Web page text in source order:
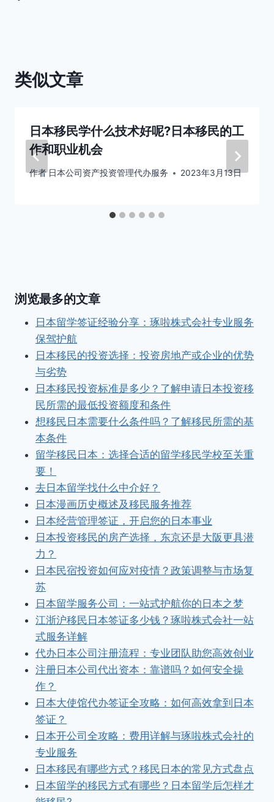
航
类似文章
日本移民学什么技术好呢?日本移民的工
作和职业机会
作者 日本公司资产投资管理代办服务 2023年3月13日
浏览最多的文章
日本留学签证经验分享：琢啦株式会社专业服务
保驾护航
日本移民的投资选择：投资房地产或企业的优势
与劣势
日本移民投资标准是多少？了解申请日本投资移
民所需的最低投资额度和条件
想移民日本需要什么条件吗？了解移民所需的基
本条件
留学移民日本：选择合适的留学移民学校至关重
要！
去日本留学找什么中介好？
日本漫画历史概述及移民服务推荐
日本经营管理签证，开启您的日本事业
日本投资移民的房产选择，东京还是大阪更具潜
力？
日本民宿投资如何应对疫情？政策调整与市场复
苏
日本留学服务公司：一站式护航你的日本之梦
江浙沪移民日本签证多少钱？琢啦株式会社一站
式服务详解
代办日本公司注册流程：专业团队助您高效创业
注册日本公司代出资本：靠谱吗？如何安全操
作？
日本大使馆代办签证全攻略：如何高效拿到日本
签证？
日本开公司全攻略：费用详解与琢啦株式会社的
专业服务
日本移民有哪些方式？移民日本的常见方式盘点
日本留学的移民方式有哪些？日本留学后怎样才